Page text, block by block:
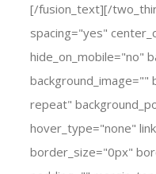
[/fusion_text][/
spacing="yes"
hide_on_mobile="no"
background_image=""
repeat"
hover_type="none"
border_size="0px"